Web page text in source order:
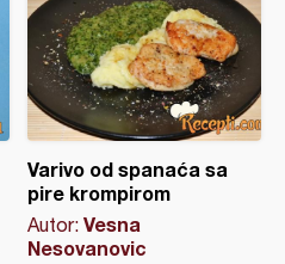
Varivo od spanaća sa
pire krompirom
Autor: Vesna
Nesovanovic